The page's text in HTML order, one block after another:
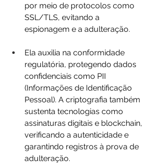
por meio de protocolos como
SSL/TLS, evitando a
espionagem e a adulteração.
Ela auxilia na conformidade
regulatória, protegendo dados
confidenciais como PII
(Informações de Identificação
Pessoal). A criptografia também
sustenta tecnologias como
assinaturas digitais e blockchain,
verificando a autenticidade e
garantindo registros à prova de
adulteração.